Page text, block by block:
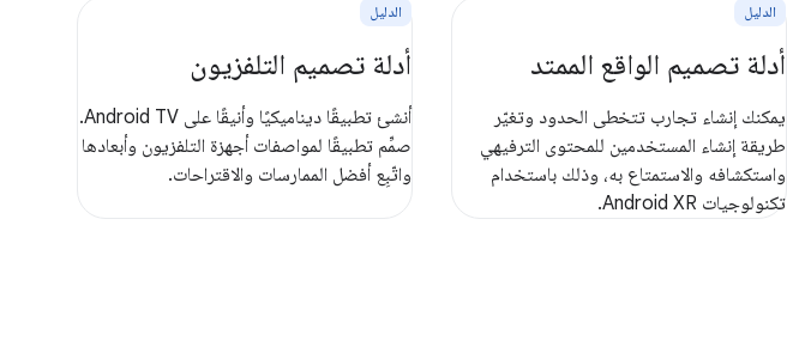
الدليل
أدلة تصميم الواقع الممتد
يمكنك إنشاء تجارب تتخطى الحدود وتغيّر
طريقة إنشاء المستخدمين للمحتوى الترفيهي
واستكشافه والاستمتاع به، وذلك باستخدام
تكنولوجيات Android XR.
الدليل
أدلة تصميم التلفزيون
أنشئ تطبيقًا ديناميكيًا وأنيقًا على Android TV.
صمِّم تطبيقًا لمواصفات أجهزة التلفزيون وأبعادها
واتّبِع أفضل الممارسات والاقتراحات.